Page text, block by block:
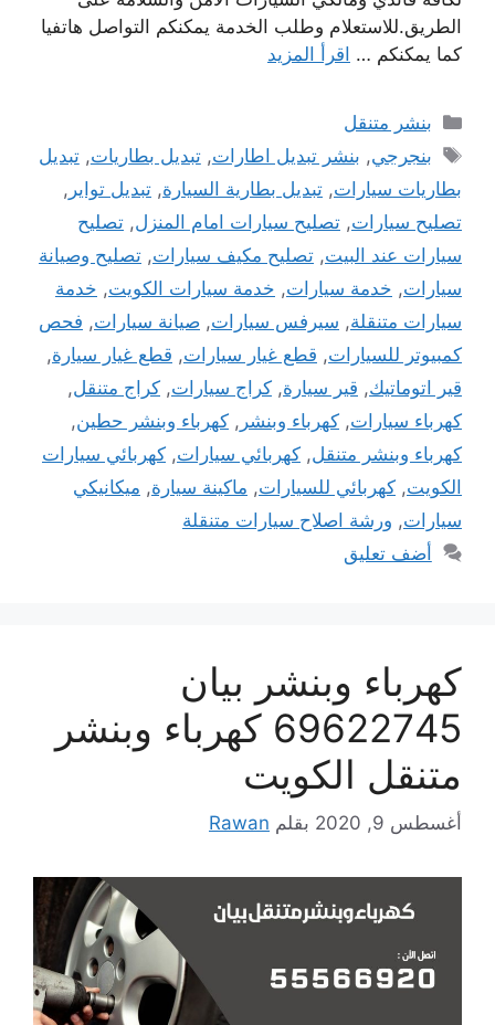
الطريق.للاستعلام وطلب الخدمة يمكنكم التواصل هاتفيا
كما يمكنكم … اقرأ المزيد
التصنيفات
بنشر متنقل
الوسوم
بنجرجي, بنشر تبديل اطارات,تبديل بطاريات,تبديل
بطاريات سيارات, تبديل بطارية السيارة, تبديل تواير ,
تصليح سيارات, تصليح سيارات امام المنزل, تصليح
سيارات عند البيت, تصليح مكيف سيارات, تصليح وصيانة
سيارات, خدمة سيارات, خدمة سيارات الكويت, خدمة
سيارات متنقلة, سيرفس سيارات, صيانة سيارات, فحص
كمبيوتر للسيارات, قطع غيار سيارات, قطع غيار سيارة,
قير اتوماتيك, قير سيارة, كراج سيارات, كراج متنقل,
كهرباء سيارات, كهرباء وبنشر , كهرباء وبنشر حطين,
كهرباء وبنشر متنقل, كهربائي سيارات, كهربائي سيارات
الكويت, كهربائي للسيارات, ماكينة سيارة, ميكانيكي
سيارات, ورشة اصلاح سيارات متنقلة
أضف تعليق
كهرباء وبنشر بيان
69622745 كهرباء وبنشر
متنقل الكويت
أغسطس 9, 2020 بقلم Rawan